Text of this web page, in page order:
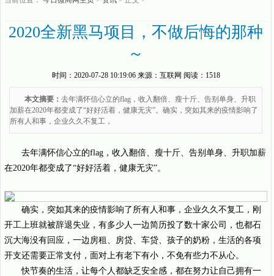
2020全新黑马项目，不做后悔的那种
～
时间： 2020-07-28 10:19:06来源： 互联网 阅读：1518
本文摘要： 去年满怀信心立的flag，收入翻倍、瘦十斤、告别单身、升职
加薪在2020年都变成了“好好活着，健康无灾”。确实，突如其来的疫情影响了
所有人和事，企业久久不复工，
去年满怀信心立的flag，收入翻倍、瘦十斤、告别单身、升职加薪
在2020年都变成了“好好活着，健康无灾”。
确实，突如其来的疫情影响了所有人和事，企业久久不复工，刚
开工上班就被辞退失业，有多少人一边简历投了数十家公司，也都石
沉大海没有回应，一边房租、房贷、车贷、孩子的奶粉，生活的各项
开支还需要正常支付，面对上有老下有小，不免有些力不从心。
快节奏的生活，让每个人都缺乏安全感，都在努力让自己拥有一